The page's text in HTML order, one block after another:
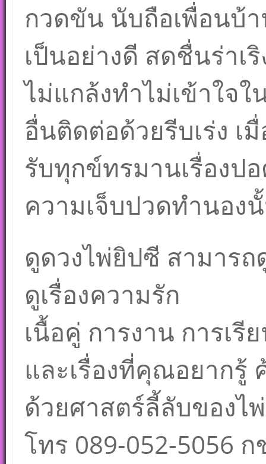
กวดขัน นับถือเพื่อนบ้า
เป็นอย่างดี สดชื่นร่าเ
ไม่แกล้งทำไม่เข้าใจ
อื่นติดต่อด้วยรีบเร่ง เ
รับทุกข์ทรมานเรื่องป
ความเจ็บปวดทำนอง
ดูดวงไพ่ยิปซี สามาร
ดูเรื่องความรัก
เนื้อคู่ การงาน การเรี
และเรื่องที่คุณอยาก
ด้วยศาสตร์ลี้ลับของไ
โทร 089-052-5056